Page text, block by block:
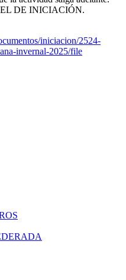
DE INICIACIÓN.
iniciacion/2524-
invernal-2025/file